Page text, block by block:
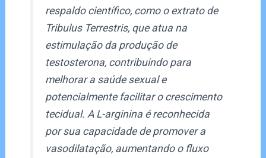
respaldo científico, como o extrato de
Tribulus Terrestris, que atua na
estimulação da produção de
testosterona, contribuindo para
melhorar a saúde sexual e
potencialmente facilitar o crescimento
tecidual. A L-arginina é reconhecida
por sua capacidade de promover a
vasodilatação, aumentando o fluxo